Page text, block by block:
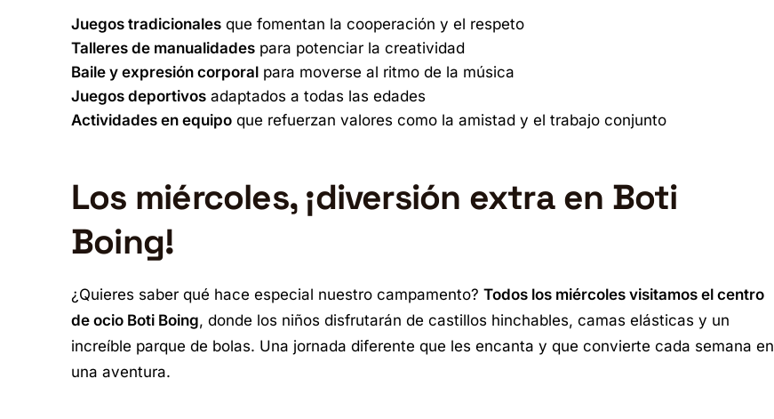
Juegos tradicionales que fomentan la cooperación y el respeto
Talleres de manualidades para potenciar la creatividad
Baile y expresión corporal para moverse al ritmo de la música
Juegos deportivos adaptados a todas las edades
Actividades en equipo que refuerzan valores como la amistad y el trabajo conjunto
Los miércoles, ¡diversión extra en Boti
Boing!
¿Quieres saber qué hace especial nuestro campamento? Todos los miércoles visitamos el centro
de ocio Boti Boing, donde los niños disfrutarán de castillos hinchables, camas elásticas y un
increíble parque de bolas. Una jornada diferente que les encanta y que convierte cada semana en
una aventura.